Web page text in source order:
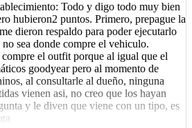
Todo y digo todo muy bien
hubieron2 puntos. Primero, prepague la
dieron respaldo para poder ejecutarlo
sea donde compre el vehiculo.
el outfit porque al igual que el
goodyear pero al momento de
al consultarle al dueño, ninguna
vienen asi, no creo que los hayan
y le diven que viene con un tipo, es